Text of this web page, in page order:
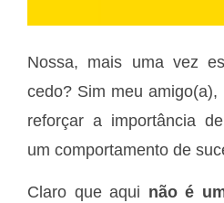
Nossa, mais uma vez
cedo? Sim meu
reforçar a importância
um comportamento de
Claro que aqui não é